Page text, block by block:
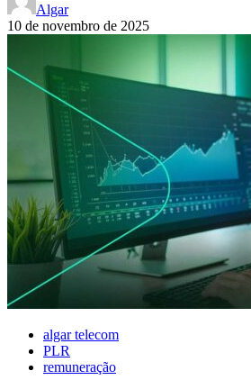
Algar
10 de novembro de 2025
algar telecom
PLR
remuneração